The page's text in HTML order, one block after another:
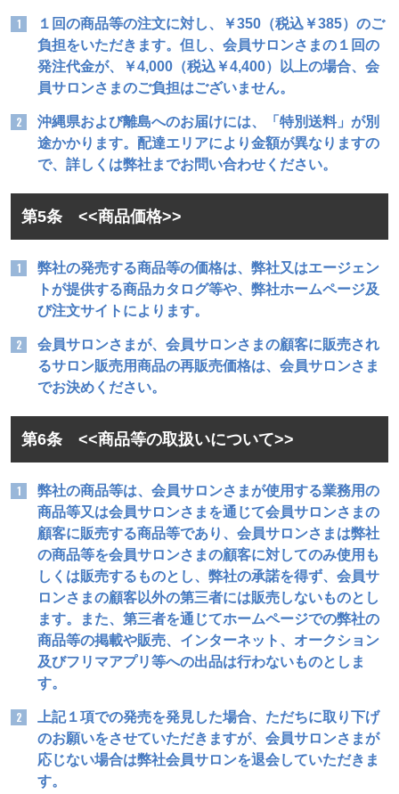
１回の商品等の注文に対し、￥350（税込￥385）のご
負担をいただきます。但し、会員サロンさまの１回の
発注代金が、￥4,000（税込￥4,400）以上の場合、会
員サロンさまのご負担はございません。
沖縄県および離島へのお届けには、「特別送料」が別
途かかります。配達エリアにより金額が異なりますの
で、詳しくは弊社までお問い合わせください。
第5条 <<商品価格>>
弊社の発売する商品等の価格は、弊社又はエージェン
トが提供する商品カタログ等や、弊社ホームページ及
び注文サイトによります。
会員サロンさまが、会員サロンさまの顧客に販売され
るサロン販売用商品の再販売価格は、会員サロンさま
でお決めください。
第6条 <<商品等の取扱いについて>>
弊社の商品等は、会員サロンさまが使用する業務用の
商品等又は会員サロンさまを通じて会員サロンさまの
顧客に販売する商品等であり、会員サロンさまは弊社
の商品等を会員サロンさまの顧客に対してのみ使用も
しくは販売するものとし、弊社の承諾を得ず、会員サ
ロンさまの顧客以外の第三者には販売しないものとし
ます。また、第三者を通じてホームページでの弊社の
商品等の掲載や販売、インターネット、オークション
及びフリマアプリ等への出品は行わないものとしま
す。
上記１項での発売を発見した場合、ただちに取り下げ
のお願いをさせていただきますが、会員サロンさまが
応じない場合は弊社会員サロンを退会していただきま
す。